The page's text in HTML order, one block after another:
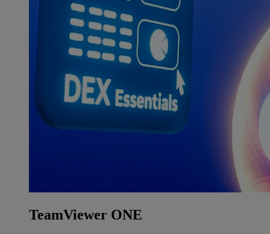
TeamViewer ONE